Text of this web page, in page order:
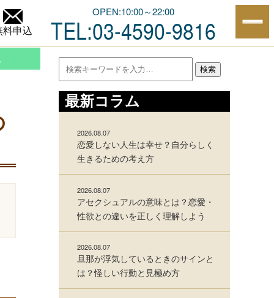
料申込
OPEN:10:00～22:00
TEL:03-4590-9816
形を分かりやすく解説
検索
最新コラム
2026.08.07
恋愛しない人生は幸せ？自分らしく
生きるための考え方
2026.08.07
アセクシュアルの意味とは？恋愛・
性欲との違いを正しく理解しよう
2026.08.07
旦那が浮気しているときのサインと
は？怪しい行動と見極め方